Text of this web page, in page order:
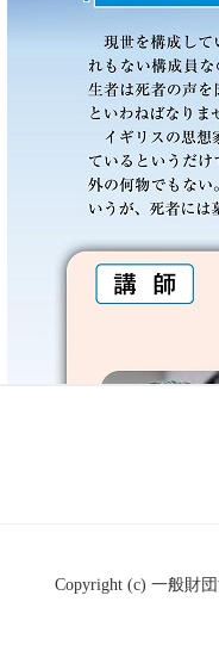
Copyright (c) 一般財